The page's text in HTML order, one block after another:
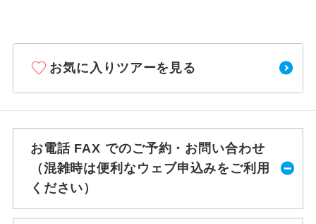
お気に入りツアーを見る
お電話 FAX でのご予約・お問い合わせ
（混雑時は便利なウェブ申込みをご利用
ください）